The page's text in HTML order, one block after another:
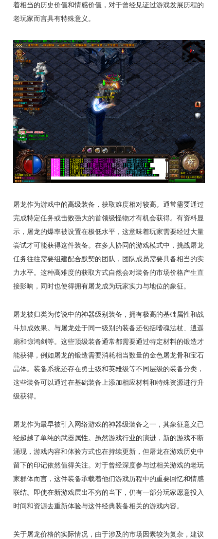
着相当的历史价值和情感价值，对于曾经见证过游戏发展历程的
老玩家而言具有特殊意义。
屠龙作为游戏中的高级装备，获取难度相对较高。通常需要通过
完成特定任务或击败强大的首领级怪物才有机会获得。有资料显
示，屠龙的爆率被设置在极低水平，这意味着玩家需要经过大量
尝试才可能获得这件装备。在多人协同的游戏模式中，挑战屠龙
任务往往需要组建配合默契的团队，团队成员需要具备相当的实
力水平。这种高难度的获取方式自然会对装备的市场价格产生直
接影响，同时也使得拥有屠龙成为玩家实力与地位的象征。
屠龙被归类为传说中的神器级别装备，拥有极高的基础属性和战
斗加成效果。与屠龙处于同一级别的装备还包括嗜魂法杖、逍遥
扇和惊鸿剑等。这些顶级装备通常都需要通过特定材料的锻造才
能获得，例如屠龙的锻造需要消耗相当数量的金色屠龙骨和宝石
晶体。装备系统还存在勇士级和英雄级等不同层级的装备分类，
这些装备可以通过在基础装备上添加相应材料和特殊资源进行升
级获得。
屠龙作为最早被引入网络游戏的神器级装备之一，其象征意义已
经超越了单纯的武器属性。虽然游戏行业的演进，新的游戏不断
涌现，游戏内容和体验方式也在持续更新，但屠龙在游戏历史中
留下的印记依然值得关注。对于曾经深度参与过相关游戏的老玩
家群体而言，这件装备承载着他们游戏历程中的重要回忆和情感
联结。即使在新游戏层出不穷的当下，仍有一部分玩家愿意投入
时间和资源去重新体验与这件经典装备相关的游戏内容。
关于屠龙价格的实际情况，由于涉及的市场因素较为复杂，建议